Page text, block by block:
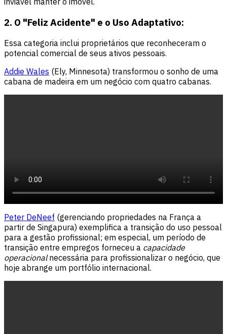
2. O "Feliz Acidente" e o Uso Adaptativo:
Essa categoria inclui proprietários que reconheceram o
potencial comercial de seus ativos pessoais.
Addie Wales (Ely, Minnesota) transformou o sonho de uma
cabana de madeira em um negócio com quatro cabanas.
Peter DeNeef (gerenciando propriedades na França a
partir de Singapura) exemplifica a transição do uso pessoal
para a gestão profissional; em especial, um período de
transição entre empregos forneceu a capacidade
operacionalnecessária para profissionalizar o negócio, que
hoje abrange um portfólio internacional.